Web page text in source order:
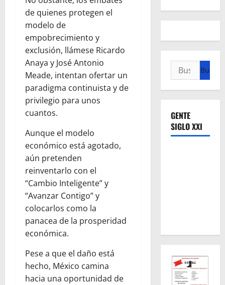
de quienes protegen el
modelo de
empobrecimiento y
exclusión, llámese Ricardo
Anaya y José Antonio
Meade, intentan ofertar un
paradigma continuista y de
privilegio para unos
cuantos.
Aunque el modelo
económico está agotado,
aún pretenden
reinventarlo con el
“Cambio Inteligente” y
“Avanzar Contigo” y
colocarlos como la
panacea de la prosperidad
económica.
Pese a que el daño está
hecho, México camina
hacia una oportunidad de
Buscar:
GENTE
SIGLO XXI